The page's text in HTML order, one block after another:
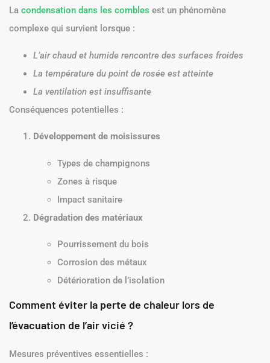
La condensation dans les combles est un phénomène
complexe qui survient lorsque :
L’air chaud et humide rencontre des surfaces froides
La température du point de rosée est atteinte
La ventilation est insuffisante
Conséquences potentielles :
Développement de moisissures
Types de champignons
Zones à risque
Impact sanitaire
Dégradation des matériaux
Pourrissement du bois
Corrosion des métaux
Détérioration de l’isolation
Comment éviter la perte de chaleur lors de
l’évacuation de l’air vicié ?
Mesures préventives essentielles :